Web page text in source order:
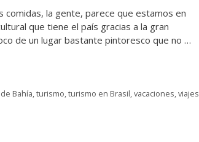
la gente, parece que estamos en
que tiene el país gracias a la gran
de un lugar bastante pintoresco que no …
Bahía,turismo,turismo en Brasil,vacaciones,viajes